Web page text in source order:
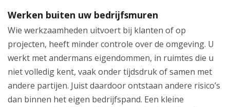
Werken buiten uw bedrijfsmuren
Wie werkzaamheden uitvoert bij klanten of op
projecten, heeft minder controle over de omgeving. U
werkt met andermans eigendommen, in ruimtes die u
niet volledig kent, vaak onder tijdsdruk of samen met
andere partijen. Juist daardoor ontstaan andere risico’s
dan binnen het eigen bedrijfspand. Een kleine